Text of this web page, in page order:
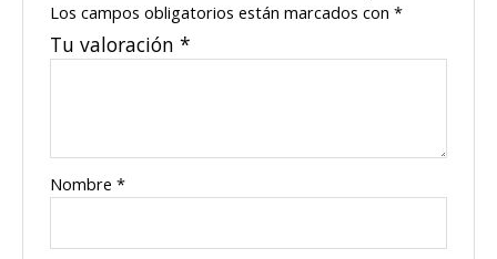
Los campos obligatorios están marcados con*
Tu valoración*
Nombre*